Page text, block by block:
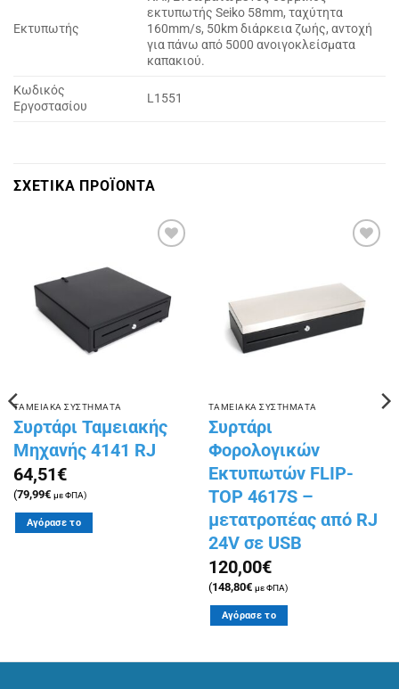
Εκτυπωτής
εκτυπωτής Seiko 58mm, ταχύτητα
160mm/s, 50km διάρκεια ζωής, αντοχή
για πάνω από 5000 ανοιγοκλείσματα
καπακιού.
Κωδικός
Εργοστασίου
L1551
ΣΧΕΤΙΚΑ ΠΡΟΪΟΝΤΑ
λίστα
επιθυμιών
ΤΑΜΕΙΑΚΑ ΣΥΣΤΗΜΑΤΑ
Συρτάρι Ταμειακής
Μηχανής 4141 RJ
64,51€
(79,99€ με ΦΠΑ)
Αγόρασε το
λίστα
επιθυμιών
ΤΑΜΕΙΑΚΑ ΣΥΣΤΗΜΑΤΑ
Συρτάρι
Φορολογικών
Εκτυπωτών FLIP-
TOP 4617S –
μετατροπέας από RJ
24V σε USB
120,00€
(148,80€ με ΦΠΑ)
Αγόρασε το